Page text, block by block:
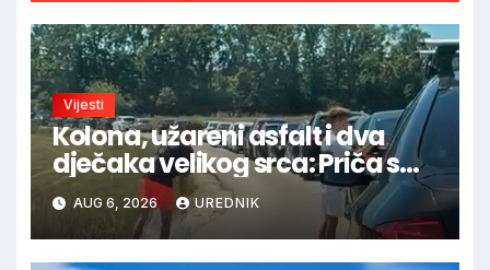
Vijesti
Kolona, užareni asfalt i dva
dječaka velikog srca: Priča s
granice oduševila regiju
AUG 6, 2026 UREDNIK